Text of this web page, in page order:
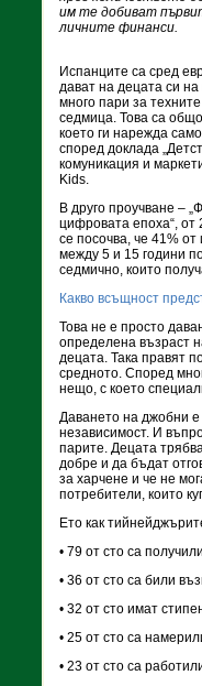
им те добиват
личните финанси.
Испанците са сред
дават на децата си
много пари за
седмица. Това са
което ги нарежда
според доклада
комуникация и
Kids.
В друго проучване –
цифровата епоха“, от
се посочва, че 41%
между 5 и 15 години
седмично, които
Какво всъщност
Това не е просто
определена възраст
децата. Така правят
средното. Според
нещо, с което
Даването на джобни
независимост. И
парите. Децата
добре и да бъдат
за харчене и че не
потребители, които
Ето как
• 79 от сто са
• 36 от сто са били
• 32 от сто имат
• 25 от сто са
• 23 от сто са